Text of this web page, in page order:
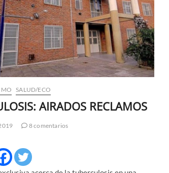
SALUD/ECO
AIRADOS RECLAMOS
8 comentarios